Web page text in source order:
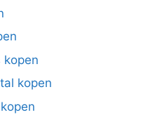
kopen
kopen